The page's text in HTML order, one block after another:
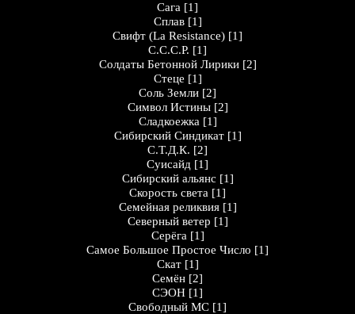
Сага [1]
Сплав [1]
Свифт (La Resistance) [1]
С.С.С.Р. [1]
Солдаты Бетонной Лирики [2]
Стеце [1]
Соль Земли [2]
Символ Истины [2]
Сладкоежка [1]
Сибирский Синдикат [1]
С.Т.Д.К. [2]
Суисайд [1]
Сибирский альянс [1]
Скорость света [1]
Семейная реликвия [1]
Северный ветер [1]
Серёга [1]
Самое Большое Простое Число [1]
Скат [1]
Семён [2]
СЭОН [1]
Свободный МС [1]